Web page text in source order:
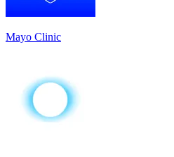
Mayo Clinic